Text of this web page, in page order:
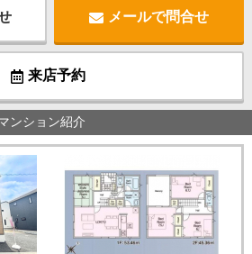
メールで問合せ
来店予約
ンション紹介